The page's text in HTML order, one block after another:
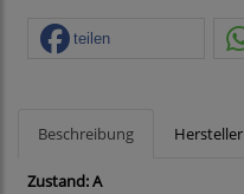
teilen
Beschreibung Hersteller
Zustand: A